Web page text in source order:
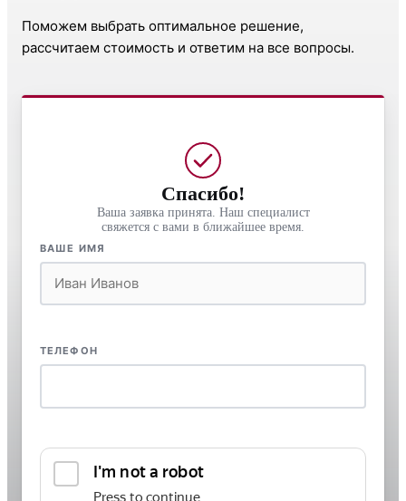
Поможем выбрать оптимальное решение,
рассчитаем стоимость и ответим на все вопросы.
Спасибо!
Ваша заявка принята. Наш специалист
свяжется с вами в ближайшее время.
ВАШЕ ИМЯ
ТЕЛЕФОН